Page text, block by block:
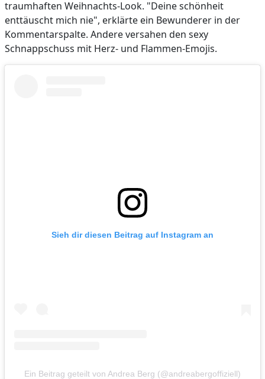
traumhaften Weihnachts-Look. "Deine schönheit
enttäuscht mich nie", erklärte ein Bewunderer in der
Kommentarspalte. Andere versahen den sexy
Schnappschuss mit Herz- und Flammen-Emojis.
Sieh dir diesen Beitrag auf Instagram an
Ein Beitrag geteilt von Andrea Berg (@andreabergoffiziell)